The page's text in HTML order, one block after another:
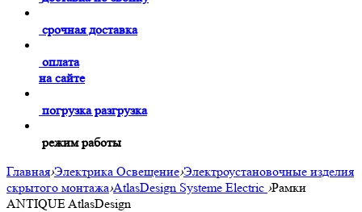
срочная доставка
оплата
на сайте
погрузка разгрузка
режим работы
Главная›Электрика Освещение›Электроустановочные изделия
скрытого монтажа›AtlasDesign Systeme Electric ›Рамки
ANTIQUE AtlasDesign